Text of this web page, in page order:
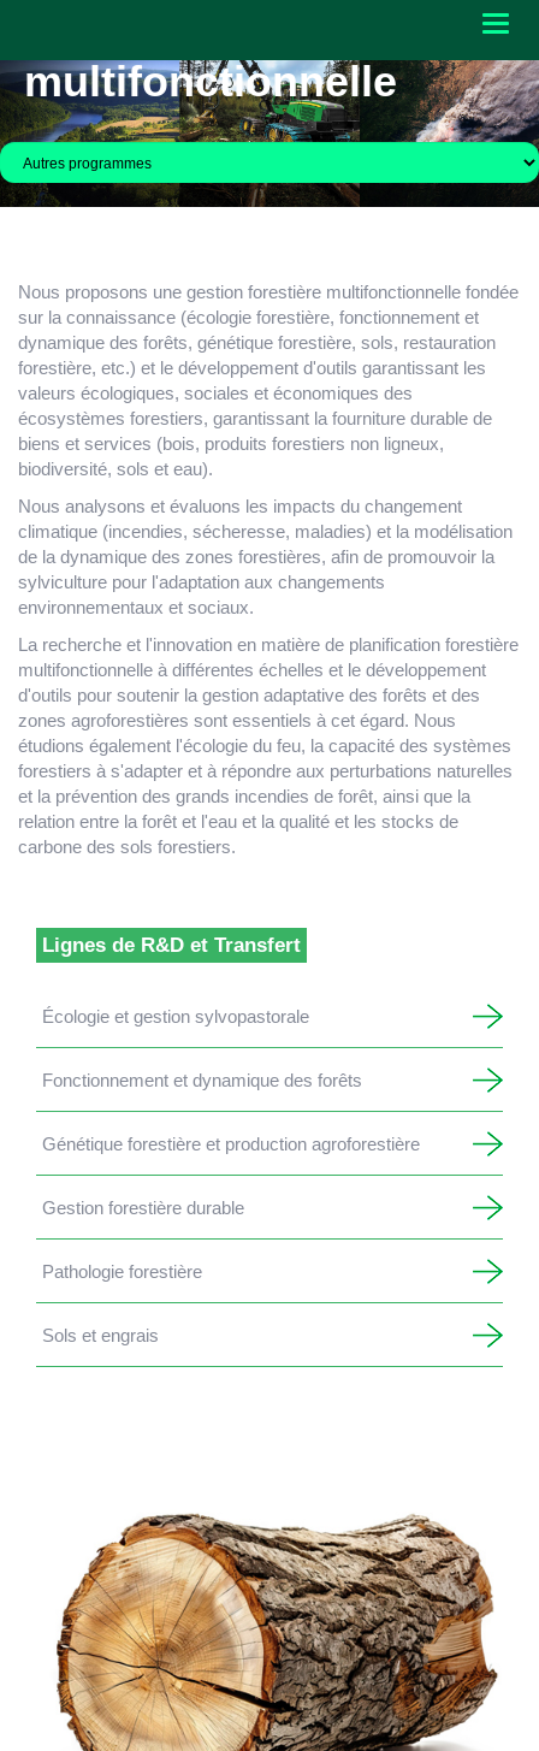
multifonctionnelle
Nous proposons une gestion forestière multifonctionnelle fondée
sur la connaissance (écologie forestière, fonctionnement et
dynamique des forêts, génétique forestière, sols, restauration
forestière, etc.) et le développement d'outils garantissant les
valeurs écologiques, sociales et économiques des
écosystèmes forestiers, garantissant la fourniture durable de
biens et services (bois, produits forestiers non ligneux,
biodiversité, sols et eau).
Nous analysons et évaluons les impacts du changement
climatique (incendies, sécheresse, maladies) et la modélisation
de la dynamique des zones forestières, afin de promouvoir la
sylviculture pour l'adaptation aux changements
environnementaux et sociaux.
La recherche et l'innovation en matière de planification forestière
multifonctionnelle à différentes échelles et le développement
d'outils pour soutenir la gestion adaptative des forêts et des
zones agroforestières sont essentiels à cet égard. Nous
étudions également l'écologie du feu, la capacité des systèmes
forestiers à s'adapter et à répondre aux perturbations naturelles
et la prévention des grands incendies de forêt, ainsi que la
relation entre la forêt et l'eau et la qualité et les stocks de
carbone des sols forestiers.
Lignes de R&D et Transfert
Écologie et gestion sylvopastorale
Fonctionnement et dynamique des forêts
Génétique forestière et production agroforestière
Gestion forestière durable
Pathologie forestière
Sols et engrais